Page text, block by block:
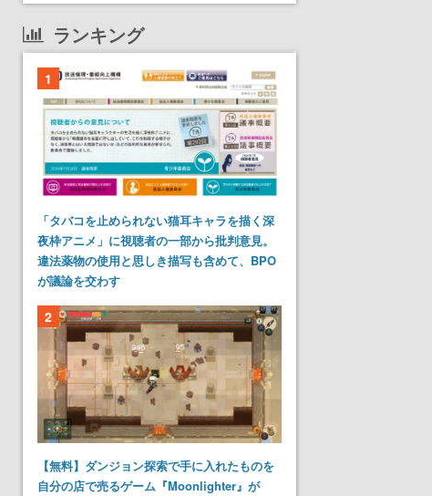
ランキング
1
「タバコを止められない猫耳キャラを描く深
夜枠アニメ」に視聴者の一部から批判意見。
違法薬物の使用と思しき描写も含めて、BPO
が議論を交わす
2
【無料】ダンジョン探索で手に入れたものを
自分の店で売るゲーム『Moonlighter』が